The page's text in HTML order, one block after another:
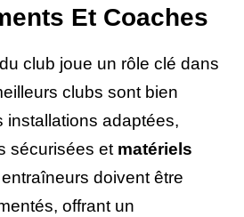
Et Coaches
club joue un rôle clé dans
clubs sont bien
installations adaptées,
sécurisées et matériels
doivent être
offrant un